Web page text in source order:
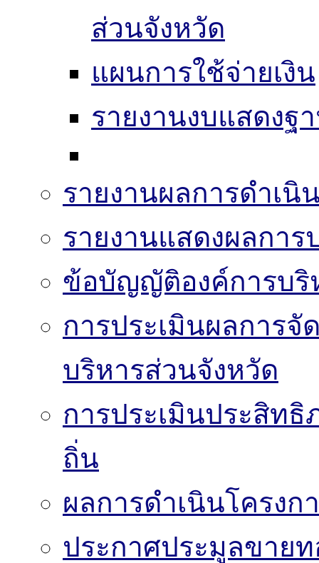
ส่วนจังหวัด
แผนการใช้จ่ายเงิน
รายงานงบแสดงฐ
รายงานผลการดำเ
รายงานแสดงผลกา
ข้อบัญญัติองค์การบริ
การประเมินผลการ
บริหารส่วนจังหวัด
การประเมินประสิท
ถิ่น
ผลการดำเนินโครงก
ประกาศประมูลขาย